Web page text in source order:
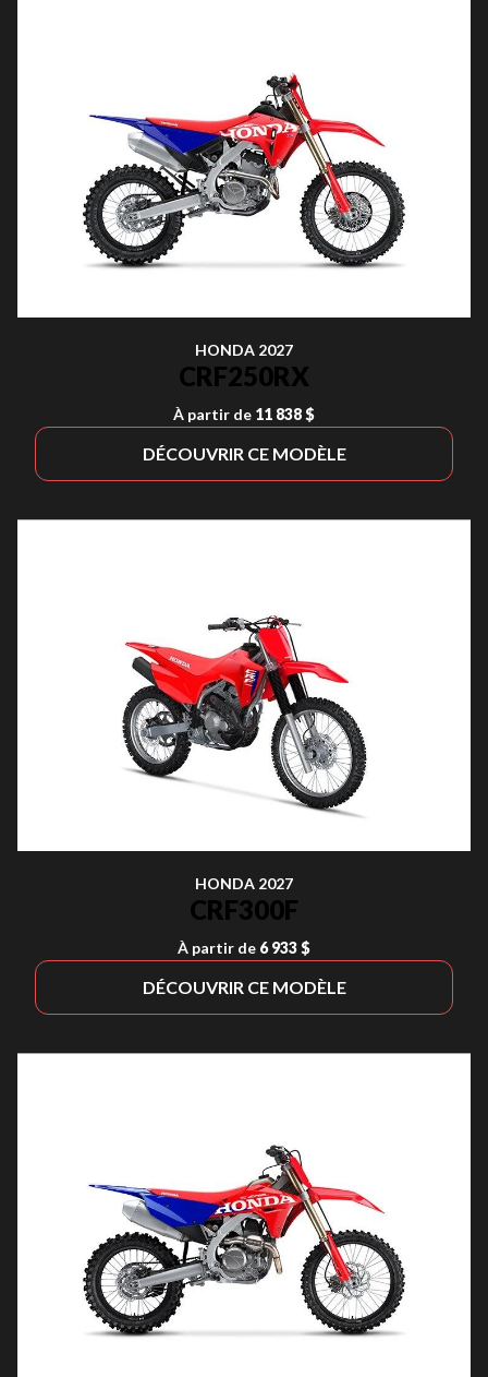
HONDA 2027
CRF250RX
À partir de 11 838 $
DÉCOUVRIR CE MODÈLE
HONDA 2027
CRF300F
À partir de 6 933 $
DÉCOUVRIR CE MODÈLE